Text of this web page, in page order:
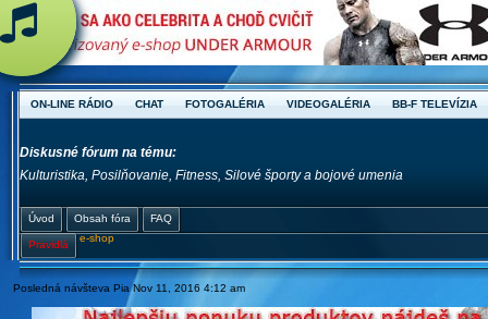
ON-LINE RÁDIO CHAT FOTOGALÉRIA VIDEOGALÉRIA BB-F TELEVÍZIA
Diskusné fórum na tému:
Kulturistika, Posilňovanie, Fitness, Silové športy a bojové umenia
Úvod Obsah fóra FAQ
Pravidlá
e-shop
Posledná návšteva Pia Nov 11, 2016 4:12 am